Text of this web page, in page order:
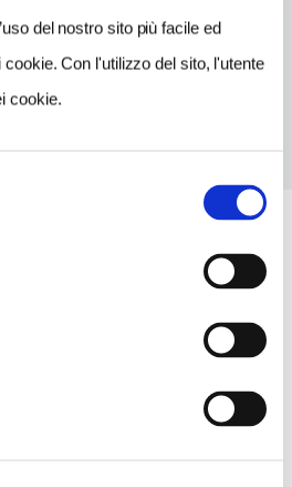
del nostro sito più facile ed
Con l'utilizzo del sito, l'utente
cookie.